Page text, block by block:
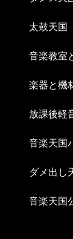
太鼓天国
音楽教室
楽器と機
放課後軽
音楽天国
ダメ出し
音楽天国